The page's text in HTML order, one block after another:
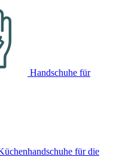
Handschuhe für
für die